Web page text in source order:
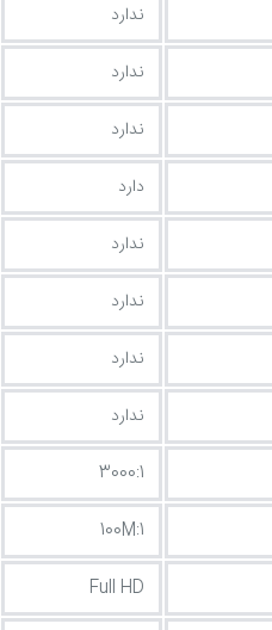
ندارد
ندارد
ندارد
دارد
ندارد
ندارد
ندارد
ندارد
3000:1
100M:1
Full HD